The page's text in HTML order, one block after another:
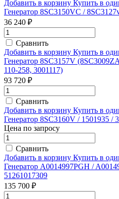
Добавить в корзину Купить в
Генератор 8SC3150VC /
36 240 ₽
Сравнить
Добавить в корзину Купить в
Генератор 8SC3157V
110-258, 3001117)
93 720 ₽
Сравнить
Добавить в корзину Купить в
Генератор 8SC3160V / 1501935 /
Цена по запросу
Сравнить
Добавить в корзину Купить в
Генератор A0014997PGH /
51261017309
135 700 ₽